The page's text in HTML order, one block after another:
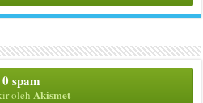
0 spam
oleh Akismet